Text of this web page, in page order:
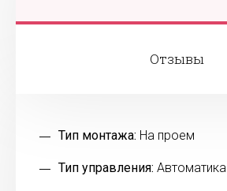
Отзывы
Тип монтажа: На проем
Тип управления: Автоматика